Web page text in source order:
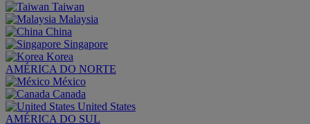
Taiwan
Malaysia
China
Singapore
Korea
AMÉRICA DO NORTE
México
Canada
United States
AMÉRICA DO SUL